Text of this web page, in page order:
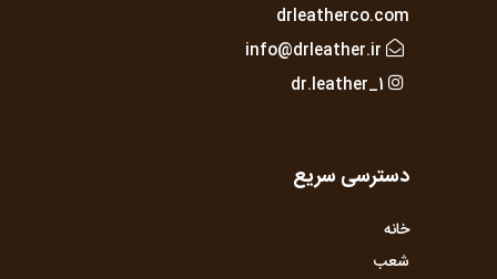
drleatherco.com
info@drleather.ir
dr.leather_1
دسترسی سریع
خانه
شعب